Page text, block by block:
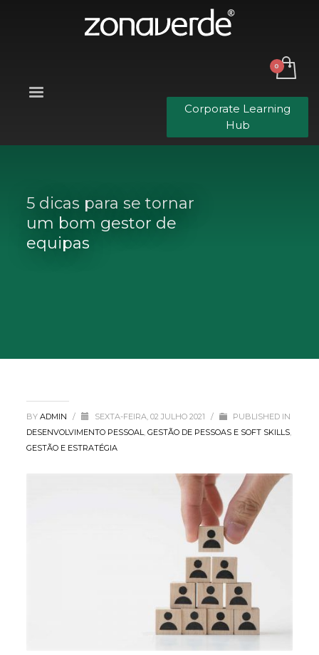
Corporate Learning
Hub
5 dicas para se tornar
um bom gestor de
equipas
BYADMIN / SEXTA-FEIRA, 02 JULHO 2021 /
PUBLISHED IN
DESENVOLVIMENTO PESSOAL,GESTÃO DE PESSOAS E SOFT SKILLS,
GESTÃO E ESTRATÉGIA